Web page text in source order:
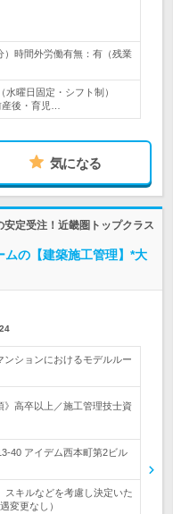
）時間外労働有無：有（残業
水曜日固定・シフト制）
後・育児…
気になる
定受注！近畿圏トップクラス
の【建築施工管理】*大
ンションにおけるモデルルー
》高卒以上／施工管理技士資
40 アイデム西本町第2ビル
キルなどを考慮し決定いた
変更なし）